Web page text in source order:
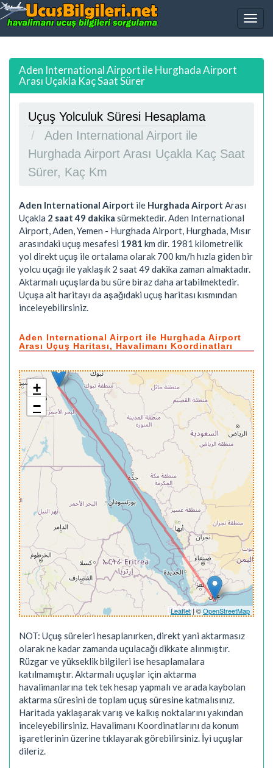
Aden International Airport ile Hurghada Airport
Arası Uçakla Kaç Saat Sürer
Uçuş Yolculuk Süresi Hesaplama
Aden International Airport ile
Hurghada Airport Arası Uçakla Kaç Saat
Sürer, Kaç Km
Aden International Airport ile Hurghada Airport Arası
Uçakla 2 saat 49 dakika sürmektedir. Aden International
Airport, Aden, Yemen - Hurghada Airport, Hurghada, Mısır
arasındaki uçuş mesafesi 1981 km dir. 1981 kilometrelik
yol direkt uçuş ile ortalama olarak 700 km/h hızla giden bir
yolcu uçağı ile yaklaşık 2 saat 49 dakika zaman almaktadır.
Aktarmalı uçuşlarda bu süre biraz daha artabilmektedir.
Uçuşa ait haritayı da aşağıdaki uçuş haritası kısmından
inceleyebilirsiniz.
Aden International Airport ile Hurghada Airport
Arası Uçuş Haritası, Havalimanı Koordinatları
+
−
Leaflet| ©OpenStreetMap
NOT: Uçuş süreleri hesaplanırken, direkt yani aktarmasız
olarak ne kadar zamanda uçulacağı dikkate alınmıştır.
Rüzgar ve yükseklik bilgileri ise hesaplamalara
katılmamıştır. Aktarmalı uçuşlar için aktarma
havalimanlarına tek tek hesap yapmalı ve arada kaybolan
aktarma süresini de toplam uçuş süresine katmalısınız.
Haritada yaklaşarak varış ve kalkış noktalarını yakından
inceleyebilirsiniz. Havalimanı Koordinatlarını da konum
işaretlerinin üzerine tıklayarak görebilirsiniz. İyi uçuşlar
dileriz.